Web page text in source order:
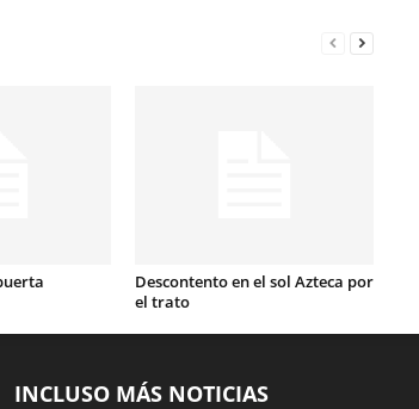
Descontento en el sol Azteca por
el trato
INCLUSO MÁS NOTICIAS